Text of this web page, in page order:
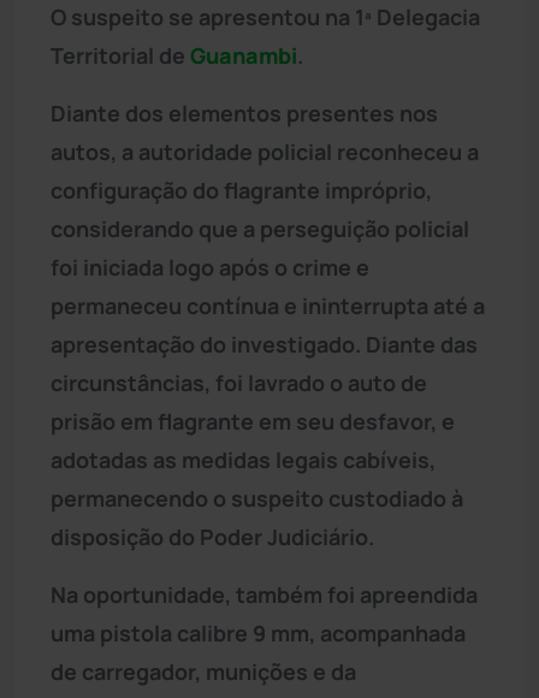
O suspeito se apresentou na 1ª Delegacia
Territorial de Guanambi.
Diante dos elementos presentes nos
autos, a autoridade policial reconheceu a
configuração do flagrante impróprio,
considerando que a perseguição policial
foi iniciada logo após o crime e
permaneceu contínua e ininterrupta até a
apresentação do investigado. Diante das
circunstâncias, foi lavrado o auto de
prisão em flagrante em seu desfavor, e
adotadas as medidas legais cabíveis,
permanecendo o suspeito custodiado à
disposição do Poder Judiciário.
Na oportunidade, também foi apreendida
uma pistola calibre 9 mm, acompanhada
de carregador, munições e da